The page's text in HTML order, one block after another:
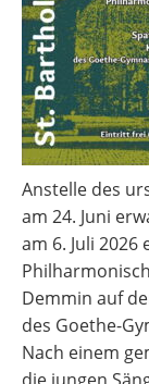
Anstelle des
am 24. Juni
am 6. Juli
Demmin auf
des Goethe-
Nach einem